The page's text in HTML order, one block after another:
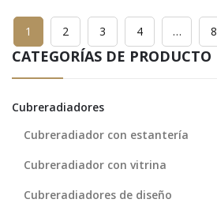
1 2 3 4 … 8
CATEGORÍAS DE PRODUCTO
Cubreradiadores
Cubreradiador con estantería
Cubreradiador con vitrina
Cubreradiadores de diseño